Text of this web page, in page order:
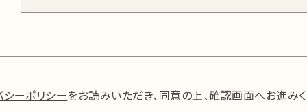
シーポリシーをお読みいただき、 同意の上、確認画面へお進みく